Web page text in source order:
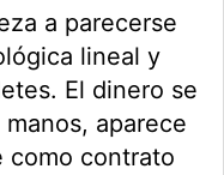
a parecerse
lineal y
El dinero se
aparece
como contrato